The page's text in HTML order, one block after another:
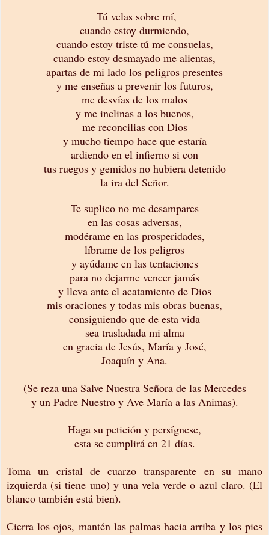
Tú velas sobre mí,
cuando estoy durmiendo,
cuando estoy triste tú me consuelas,
cuando estoy desmayado me alientas,
apartas de mi lado los peligros presentes
y me enseñas a prevenir los futuros,
me desvías de los malos
y me inclinas a los buenos,
me reconcilias con Dios
y mucho tiempo hace que estaría
ardiendo en el infierno si con
tus ruegos y gemidos no hubiera detenido
la ira del Señor.
Te suplico no me desampares
en las cosas adversas,
modérame en las prosperidades,
líbrame de los peligros
y ayúdame en las tentaciones
para no dejarme vencer jamás
y lleva ante el acatamiento de Dios
mis oraciones y todas mis obras buenas,
consiguiendo que de esta vida
sea trasladada mi alma
en gracia de Jesús, María y José,
Joaquín y Ana.
(Se reza una Salve Nuestra Señora de las Mercedes
y un Padre Nuestro y Ave María a las Animas).
Haga su petición y persígnese,
esta se cumplirá en 21 días.
Toma un cristal de cuarzo transparente en su mano
izquierda (si tiene uno) y una vela verde o azul claro. (El
blanco también está bien).
Cierra los ojos, mantén las palmas hacia arriba y los pies